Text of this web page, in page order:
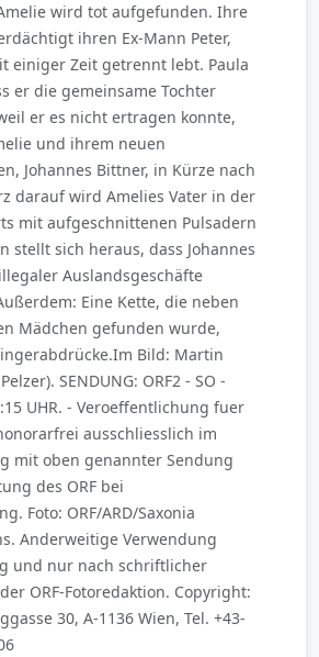
wird tot aufgefunden. Ihre
ihren Ex-Mann Peter,
einiger Zeit getrennt lebt. Paula
er die gemeinsame Tochter
er es nicht ertragen konnte,
und ihrem neuen
Johannes Bittner, in Kürze nach
darauf wird Amelies Vater in der
mit aufgeschnittenen Pulsadern
stellt sich heraus, dass Johannes
Auslandsgeschäfte
Eine Kette, die neben
Mädchen gefunden wurde,
Bild: Martin
SENDUNG: ORF2 - SO -
UHR. - Veroeffentlichung fuer
ausschliesslich im
mit oben genannter Sendung
des ORF bei
Foto: ORF/ARD/Saxonia
Anderweitige Verwendung
und nur nach schriftlicher
ORF-Fotoredaktion. Copyright:
30, A-1136 Wien, Tel. +43-